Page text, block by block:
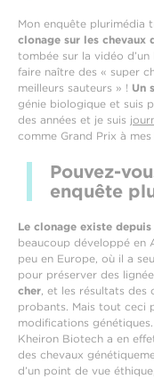
Mon enquête plurimédia
clonage sur les chevaux
tombée sur la vidéo
faire naître des « super
meilleurs sauteurs » ! Un
génie biologique et suis
des années et je suis
comme Grand Prix à
Pouvez-
enquête
Le clonage existe
beaucoup développé en
peu en Europe, où il a
pour préserver des
cher, et les résultats des
probants. Mais tout ceci
modifications
Kheiron Biotech a en
des chevaux
d’un point de vue